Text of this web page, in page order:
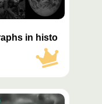
in history 2